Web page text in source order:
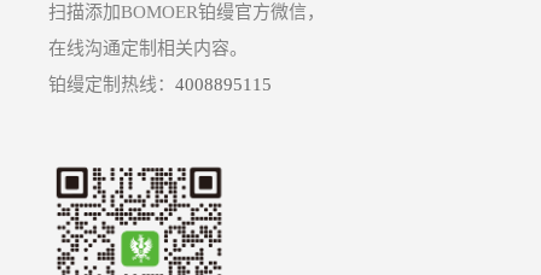
扫描添加BOMOER铂缦官方微信，
在线沟通定制相关内容。
铂缦定制热线： 4008895115